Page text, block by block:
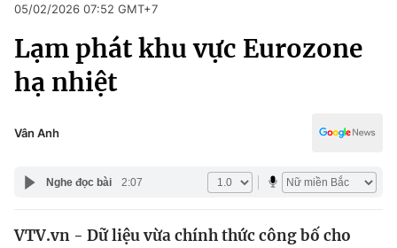
Chuyên mục
Chính trị
Pháp luật
Pháp luật
Kinh tế
Thể thao
Truyền hình
Công nghệ
05/02/2026 07:52 GMT+7
Lạm phát khu vực Eurozone
hạ nhiệt
Vân Anh
Nghe đọc bài 2:07
VTV.vn - Dữ liệu vừa chính thức công bố cho